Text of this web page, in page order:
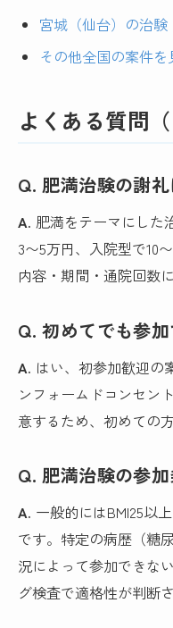
宮城（仙台）の治
その他全国の案件を
よくある質問（
Q. 肥満治験の謝
A. 肥満をテーマにした
3〜5万円、入院型で10
内容・期間・通院回数
Q. 初めてでも参
A. はい、初参加歓迎の
ンフォームドコンセン
意するため、初めての
Q. 肥満治験の参
A. 一般的にはBMI25以
です。特定の病歴（糖
況によって参加できな
グ検査で適格性が判断